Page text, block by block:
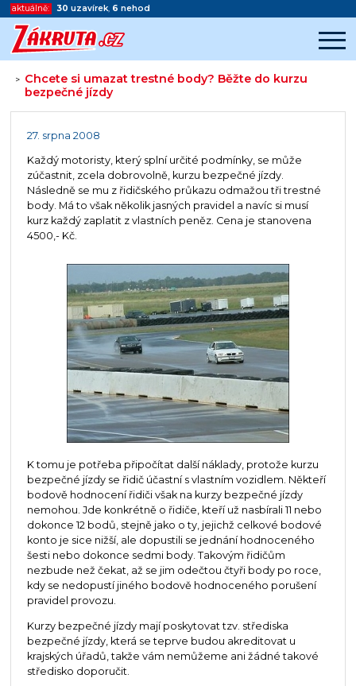
aktuálně: 30 uzavírek, 6 nehod
> Chcete si umazat trestné body? Běžte do kurzu
bezpečné jízdy
Začátek reklamy
27. srpna 2008
Každý motoristy, který splní určité podmínky, se může
zúčastnit, zcela dobrovolně, kurzu bezpečné jízdy.
Následně se mu z řidičského průkazu odmažou tři trestné
body. Má to však několik jasných pravidel a navíc si musí
kurz každý zaplatit z vlastních peněz. Cena je stanovena
4500,- Kč.
K tomu je potřeba připočítat další náklady, protože kurzu
bezpečné jízdy se řidič účastní s vlastním vozidlem. Někteří
bodově hodnocení řidiči však na kurzy bezpečné jízdy
nemohou. Jde konkrétně o řidiče, kteří už nasbírali 11 nebo
dokonce 12 bodů, stejně jako o ty, jejichž celkové bodové
konto je sice nižší, ale dopustili se jednání hodnoceného
šesti nebo dokonce sedmi body. Takovým řidičům
nezbude než čekat, až se jim odečtou čtyři body po roce,
kdy se nedopustí jiného bodově hodnoceného porušení
pravidel provozu.
Kurzy bezpečné jízdy mají poskytovat tzv. střediska
bezpečné jízdy, která se teprve budou akreditovat u
krajských úřadů, takže vám nemůžeme ani žádné takové
středisko doporučit.